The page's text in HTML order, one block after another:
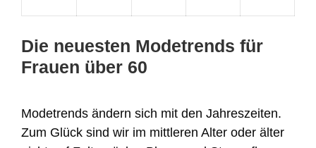
Die neuesten Modetrends für
Frauen über 60
Modetrends ändern sich mit den Jahreszeiten.
Zum Glück sind wir im mittleren Alter oder älter